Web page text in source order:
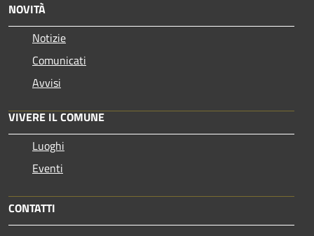
NOVITÀ
Notizie
Comunicati
Avvisi
VIVERE IL COMUNE
Luoghi
Eventi
CONTATTI